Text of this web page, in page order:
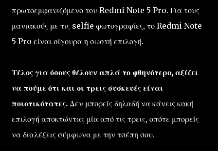
πρωτοεμφανιζόμενο του Redmi Note 5 Pro. Για τους
μανιακούς με τις selfie φωτογραφίες, το Redmi Note
5 Pro είναι σίγουρα η σωστή επιλογή.
Τέλος για όσους θέλουν απλά το φθηνότερο, αξίζει
να πούμε ότι και οι τρεις συσκευές είναι
ποιοτικότατες. Δεν μπορείς δηλαδή να κάνεις κακή
επιλογή αποκτώντας μία από τις τρεις, οπότε μπορείς
να διαλέξεις σύμφωνα με την τσέπη σου.